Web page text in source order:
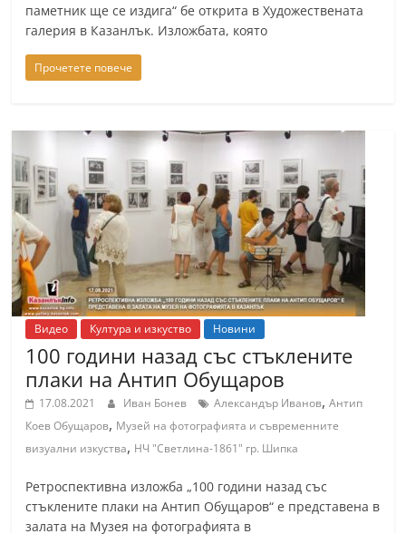
паметник ще се издига“ бе открита в Художествената
галерия в Казанлък. Изложбата, която
Прочетете повече
Видео Култура и изкуство Новини
100 години назад със стъклените
плаки на Антип Обущаров
17.08.2021 Иван Бонев Александър Иванов,Антип
Коев Обущаров, Музей на фотографията и съвременните
визуални изкуства, НЧ "Светлина-1861" гр. Шипка
Ретроспективна изложба „100 години назад със
стъклените плаки на Антип Обущаров“ е представена в
залата на Музея на фотографията в